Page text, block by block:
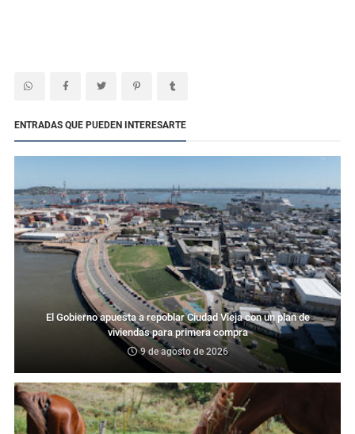
ENTRADAS QUE PUEDEN INTERESARTE
El Gobierno apuesta a repoblar Ciudad Vieja con un plan de
viviendas para primera compra
9 de agosto de 2026